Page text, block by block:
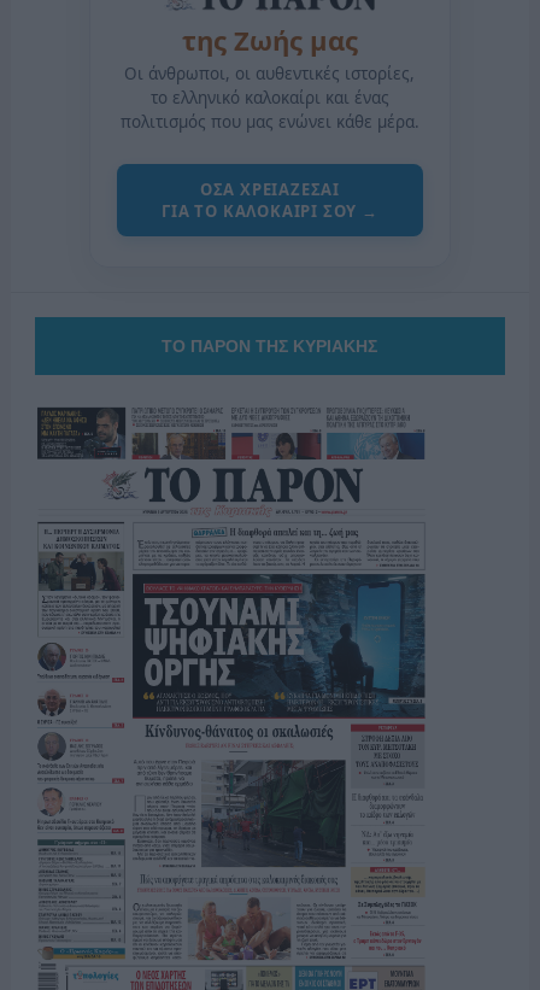
της Ζωής μας
Οι άνθρωποι, οι αυθεντικές ιστορίες,
το ελληνικό καλοκαίρι και ένας
πολιτισμός που μας ενώνει κάθε μέρα.
ΟΣΑ ΧΡΕΙΑΖΕΣΑΙ
ΓΙΑ ΤΟ ΚΑΛΟΚΑΙΡΙ ΣΟΥ →
ΤΟ ΠΑΡΟΝ ΤΗΣ ΚΥΡΙΑΚΗΣ